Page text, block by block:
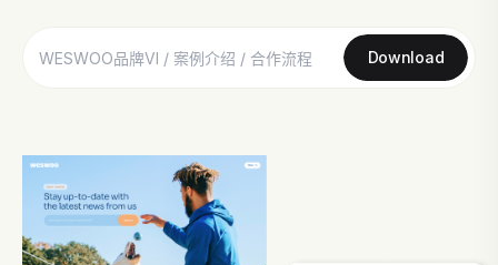
Download